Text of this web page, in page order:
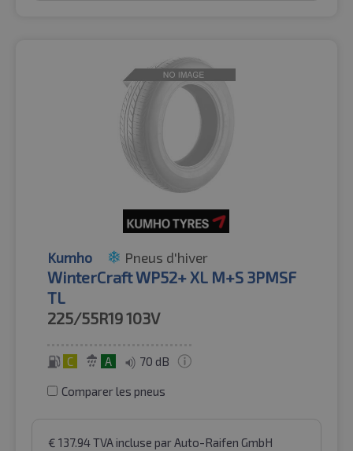
Kumho Pneus d'hiver
WinterCraft WP52+ XL M+S 3PMSF
TL
225/55R19103V
C A 70 dB
Comparer les pneus
€ 137.94TVA incluse par Auto-Raifen GmbH